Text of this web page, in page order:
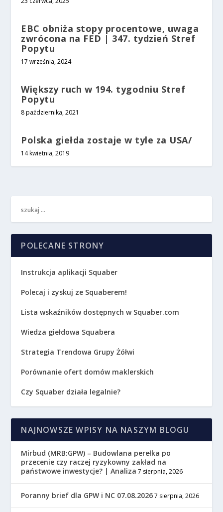
EBC obniża stopy procentowe, uwaga
zwrócona na FED | 347. tydzień Stref
Popytu
17 września, 2024
Większy ruch w 194. tygodniu Stref
Popytu
8 października, 2021
Polska giełda zostaje w tyle za USA/
14 kwietnia, 2019
POLECANE STRONY
Instrukcja aplikacji Squaber
Polecaj i zyskuj ze Squaberem!
Lista wskaźników dostępnych w Squaber.com
Wiedza giełdowa Squabera
Strategia Trendowa Grupy Żółwi
Porównanie ofert domów maklerskich
Czy Squaber działa legalnie?
NAJNOWSZE WPISY NA NASZYM BLOGU
Mirbud (MRB:GPW) – Budowlana perełka po
przecenie czy raczej ryzykowny zakład na
państwowe inwestycje? | Analiza 7 sierpnia, 2026
Poranny brief dla GPW i NC 07.08.2026 7 sierpnia, 2026